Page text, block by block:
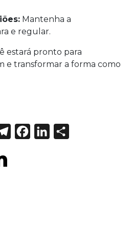
Mantenha a
e regular.
estará pronto para
e transformar a forma como
TelegramFacebook
LinkedIn